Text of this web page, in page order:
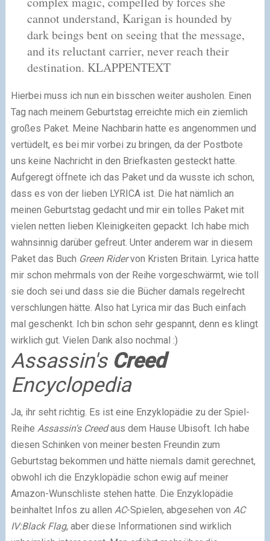
cannot understand, Karigan is hounded by
dark beings bent on seeing that the message,
and its reluctant carrier, never reach their
destination. KLAPPENTEXT
Hierbei muss ich nun ein bisschen weiter ausholen. Einen
Tag nach meinem Geburtstag erreichte mich ein ziemlich
großes Paket. Meine Nachbarin hatte es angenommen und
vertüdelt, es bei mir vorbei zu bringen, da der Postbote
uns keine Nachricht in den Briefkasten gesteckt hatte.
Aufgeregt öffnete ich das Paket und da wusste ich schon,
dass es von der lieben LYRICAist. Die hat nämlich an
meinen Geburtstag gedacht und mir ein tolles Paket mit
vielen netten lieben Kleinigkeiten gepackt. Ich habe mich
wahnsinnig darüber gefreut. Unter anderem war in diesem
Paket das Buch Green Ridervon Kristen Britain. Lyrica hatte
mir schon mehrmals von der Reihe vorgeschwärmt, wie toll
sie doch sei und dass sie die Bücher damals regelrecht
verschlungen hätte. Also hat Lyrica mir das Buch einfach
mal geschenkt. Ich bin schon sehr gespannt, denn es klingt
wirklich gut. Vielen Dank also nochmal :)
Assassin's Creed
Encyclopedia
Ja, ihr seht richtig. Es ist eine Enzyklopädie zu der Spiel-
Reihe Assassin's Creedaus dem Hause Ubisoft. Ich habe
diesen Schinken von meiner besten Freundin zum
Geburtstag bekommen und hätte niemals damit gerechnet,
obwohl ich die Enzyklopädie schon ewig auf meiner
Amazon-Wunschliste stehen hatte. Die Enzyklopädie
beinhaltet Infos zu allen AC-Spielen, abgesehen von AC
IV:Black Flag, aber diese Informationen sind wirklich